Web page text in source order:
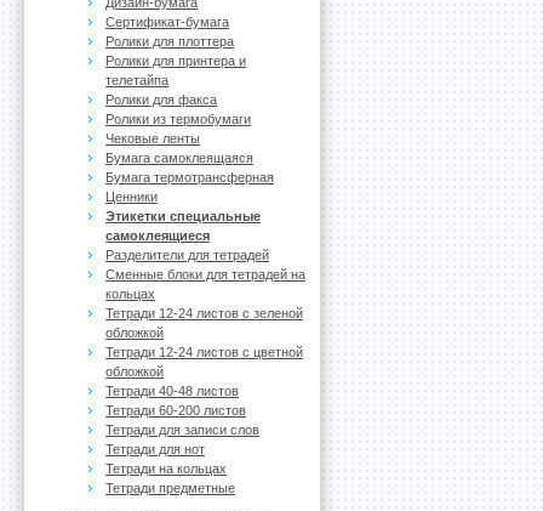
Сертификат-бумага
Ролики для плоттера
Ролики для принтера и
телетайпа
Ролики для факса
Ролики из термобумаги
Чековые ленты
Бумага самоклеящаяся
Бумага термотрансферная
Ценники
Этикетки специальные
самоклеящиеся
Разделители для тетрадей
Сменные блоки для тетрадей на
кольцах
Тетради 12-24 листов с зеленой
обложкой
Тетради 12-24 листов с цветной
обложкой
Тетради 40-48 листов
Тетради 60-200 листов
Тетради для записи слов
Тетради для нот
Тетради на кольцах
Тетради предметные